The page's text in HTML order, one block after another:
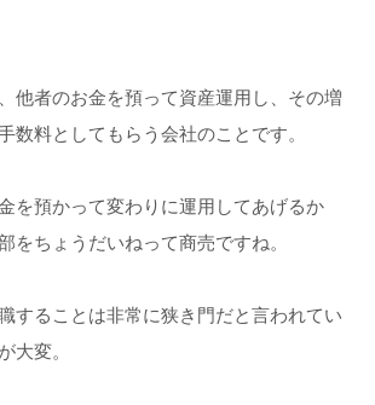
他者のお金を預って資産運用し、その増
数料としてもらう会社のことです。
を預かって変わりに運用してあげるか
をちょうだいねって商売ですね。
することは非常に狭き門だと言われてい
大変。